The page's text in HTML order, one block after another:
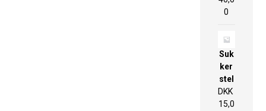
0
Suk
ker
stel
DKK
15,0